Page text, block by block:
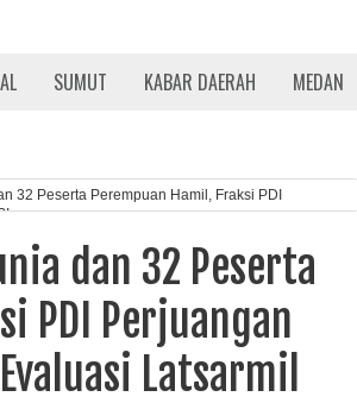
SUMUT KABAR DAERAH MEDAN
32 Peserta Perempuan Hamil, Fraksi PDI
dan 32 Peserta
PDI Perjuangan
Latsarmil